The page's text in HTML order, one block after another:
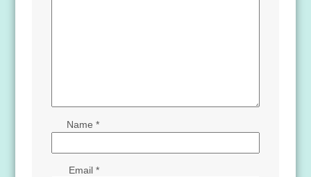
Name *
Email *